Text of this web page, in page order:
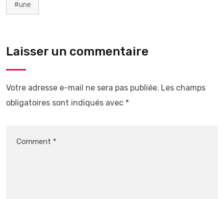
#une
Laisser un commentaire
Votre adresse e-mail ne sera pas publiée. Les champs
obligatoires sont indiqués avec *